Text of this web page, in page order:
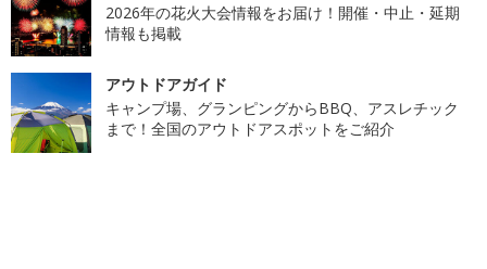
2026年の花火大会情報をお届け！開催・中止・延期
情報も掲載
アウトドアガイド
キャンプ場、グランピングからBBQ、アスレチック
まで！全国のアウトドアスポットをご紹介